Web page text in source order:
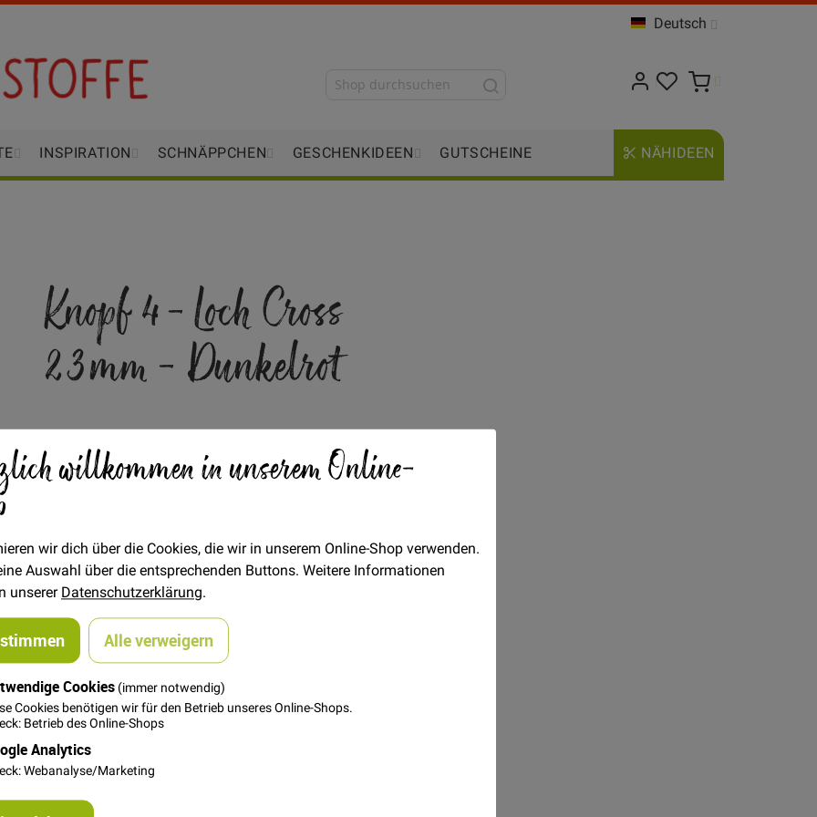
willkommen in unserem Online-
wir dich über die Cookies, die wir in unserem Online-Shop verwenden.
Auswahl über die entsprechenden Buttons. Weitere Informationen
unsererDatenschutzerklärung.
Alle verweigern
Cookies (immer notwendig)
Cookies benötigen wir für den Betrieb unseres Online-Shops.
Betrieb des Online-Shops
Analytics
Webanalyse/Marketing
Deutsch
INSPIRATION SCHNÄPPCHEN GESCHENKIDEEN GUTSCHEINE NÄHIDEEN
Knopf 4-Loch Cross
23mm - Dunkelrot
Verfügbarkeit Auf Lager
In den Warenkorb